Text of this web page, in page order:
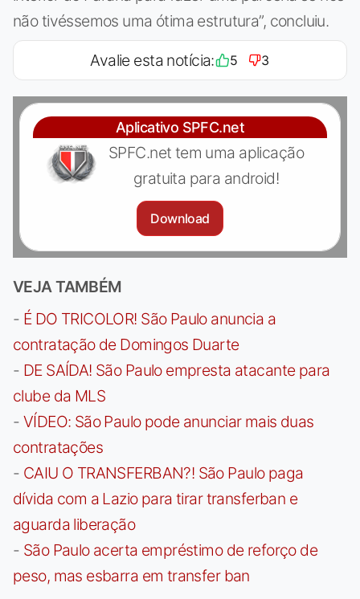
não tivéssemos uma ótima estrutura”, concluiu.
Avalie esta notícia: 5 3
Aplicativo SPFC.net
SPFC.net tem uma aplicação
gratuita para android!
Download
VEJA TAMBÉM
- É DO TRICOLOR! São Paulo anuncia a
contratação de Domingos Duarte
- DE SAÍDA! São Paulo empresta atacante para
clube da MLS
- VÍDEO: São Paulo pode anunciar mais duas
contratações
- CAIU O TRANSFERBAN?! São Paulo paga
dívida com a Lazio para tirar transferban e
aguarda liberação
- São Paulo acerta empréstimo de reforço de
peso, mas esbarra em transfer ban